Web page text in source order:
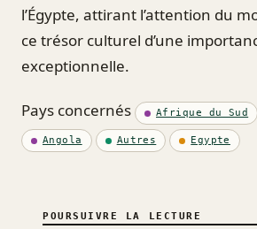
l’Égypte, attirant l’attention du
ce trésor culturel d’une
exceptionnelle.
Pays concernés Afrique du Sud
Angola Autres Egypte
POURSUIVRE LA LECTURE